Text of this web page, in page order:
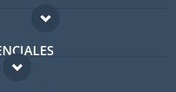
expatriados